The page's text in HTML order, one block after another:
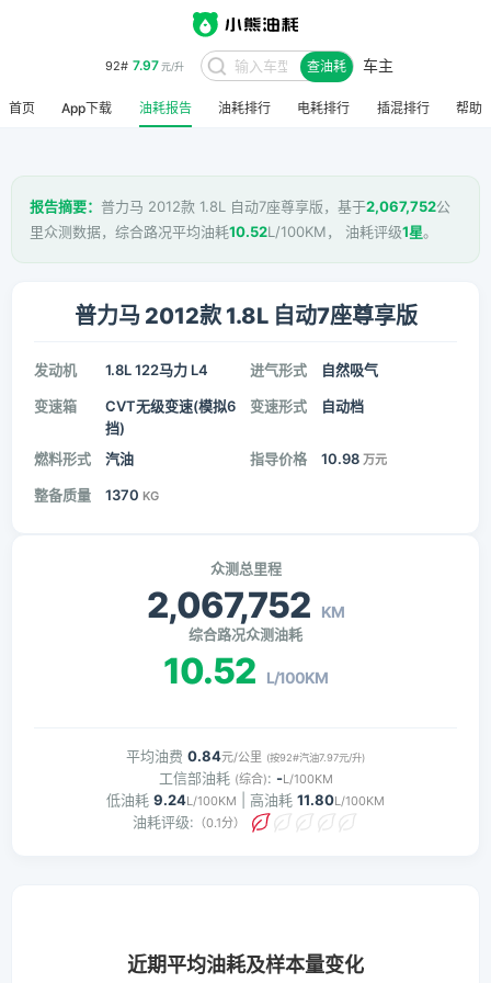
92# 7.97元/升 查油耗 车主
首页 App下载 油耗报告 油耗排行 电耗排行 插混排行 帮助
报告摘要： 普力马 2012款 1.8L 自动7座尊享版，基于2,067,752公
里众测数据，综合路况平均油耗10.52L/100KM， 油耗评级1星。
普力马 2012款 1.8L 自动7座尊享版
发动机 1.8L 122马力 L4 进气形式 自然吸气
变速箱
CVT无级变速(模拟6
挡)
变速形式 自动档
燃料形式 汽油 指导价格 10.98 万元
整备质量 1370 KG
众测总里程
2,067,752 KM
综合路况众测油耗
10.52 L/100KM
平均油费 0.84元/公里 (按92#汽油7.97元/升)
工信部油耗 (综合): -L/100KM
低油耗 9.24L/100KM | 高油耗 11.80L/100KM
油耗评级: （0.1分）